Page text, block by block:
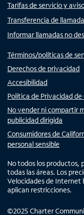
Tarifas de servicio y
Transferencia de
Informar llamadas no
Términos/políticas de
Derechos de privacidad
Accesibilidad
Política de Privacidad
No vender ni compartir
publicidad dirigida
Consumidores de
personal sensible
No todos los productos,
todas las áreas. Los
Velocidades de Internet
aplican restricciones.
©2025 Charter